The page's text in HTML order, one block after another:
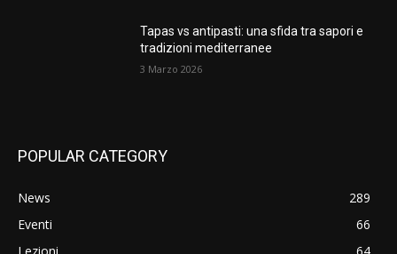
Tapas vs antipasti: una sfida tra sapori e
tradizioni mediterranee
3 Marzo 2026
POPULAR CATEGORY
News
289
Eventi
66